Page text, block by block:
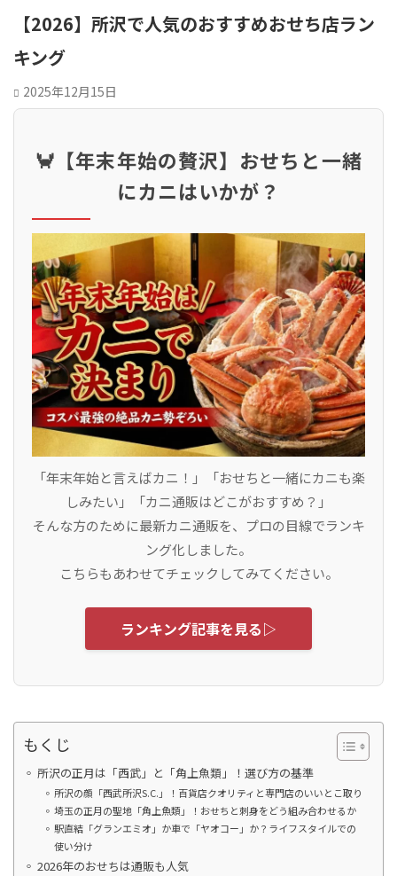
【2026】所沢で人気のおすすめおせち店ラン
キング
2025年12月15日
🦀【年末年始の贅沢】おせちと一緒
にカニはいかが？
「年末年始と言えばカニ！」「おせちと一緒にカニも楽
しみたい」「カニ通販はどこがおすすめ？」
そんな方のために最新カニ通販を、プロの目線でランキ
ング化しました。
こちらもあわせてチェックしてみてください。
ランキング記事を見る▷
もくじ
所沢の正月は「西武」と「角上魚類」！選び方の基準
所沢の顔「西武所沢S.C.」！百貨店クオリティと専門店のいいとこ取り
埼玉の正月の聖地「角上魚類」！おせちと刺身をどう組み合わせるか
駅直結「グランエミオ」か車で「ヤオコー」か？ライフスタイルでの
使い分け
2026年のおせちは通販も人気